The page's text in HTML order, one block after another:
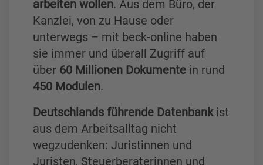
Soergel, Kommentar zum Bürgerl
ichen Gesetzbuch mit Einführung
sgesetz und Nebengesetzen
arbeiten wollen. Aus dem Büro, der
Kanzlei, von zu Hause oder
unterwegs – mit beck-online haben
sie immer und überall Zugriff auf
über 60 Millionen Dokumente in rund
450 Modulen.
Deutschlands führende Datenbankist
aus dem Arbeitsalltag nicht
wegzudenken: Juristinnen und
Juristen, Steuerberaterinnen und